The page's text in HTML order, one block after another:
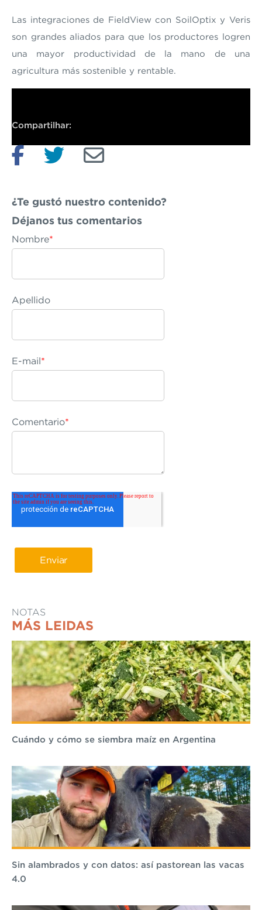
Las integraciones de FieldView con SoilOptix y Veris
son grandes aliados para que los productores logren
una mayor productividad de la mano de una
agricultura más sostenible y rentable.
Compartilhar:
¿Te gustó nuestro contenido?
Déjanos tus comentarios
Nombre*
Apellido
E-mail*
Comentario*
NOTAS
MÁS LEIDAS
Cuándo y cómo se siembra maíz en Argentina
Sin alambrados y con datos: así pastorean las vacas
4.0